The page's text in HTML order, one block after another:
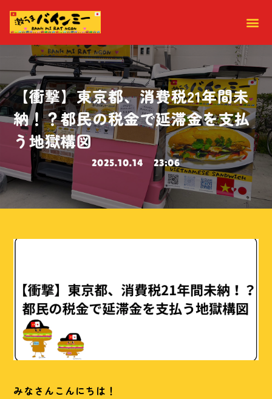
【衝撃】東京都、消費税21年間未
納！？都民の税金で延滞金を支払
う地獄構図
2025.10.14 23:06
みなさんこんにちは！